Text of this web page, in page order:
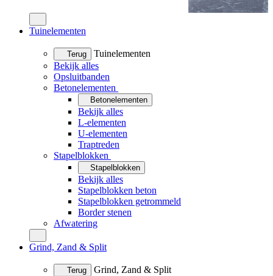
Tuinelementen
Terug
Tuinelementen
Bekijk alles
Opsluitbanden
Betonelementen
Betonelementen
Bekijk alles
L-elementen
U-elementen
Traptreden
Stapelblokken
Stapelblokken
Bekijk alles
Stapelblokken beton
Stapelblokken getrommeld
Border stenen
Afwatering
Grind, Zand & Split
Terug
Grind, Zand & Split